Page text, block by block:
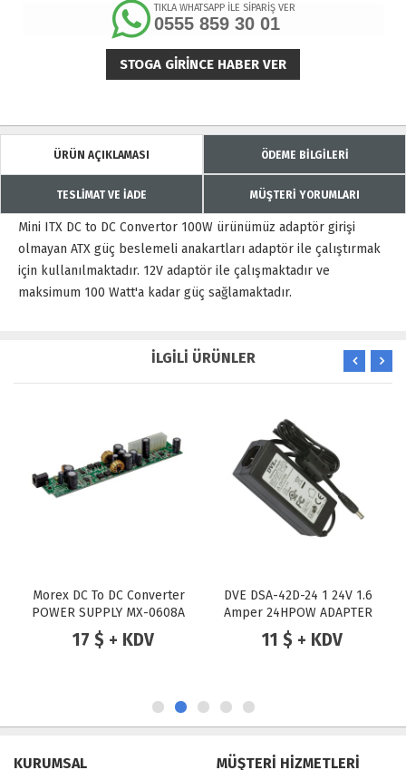
TIKLA WHATSAPP İLE SİPARİŞ VER
0555 859 30 01
STOGA GIRINCE HABER VER
ÜRÜN AÇIKLAMASI ÖDEME BİLGİLERİ
TESLİMAT VE İADE MÜŞTERİ YORUMLARI
Mini ITX DC to DC Convertor 100W ürünümüz adaptör girişi
olmayan ATX güç beslemeli anakartları adaptör ile çalıştırmak
için kullanılmaktadır. 12V adaptör ile çalışmaktadır ve
maksimum 100 Watt'a kadar güç sağlamaktadır.
İLGİLİ ÜRÜNLER
Morex DC To DC Converter
POWER SUPPLY MX-0608A
80W 12V DC MINI-ITX ATX
(DC Jack)
17 $ + KDV
DVE DSA-42D-24 1 24V 1.6
Amper 24HPOW ADAPTER
11 $ + KDV
KURUMSAL MÜŞTERİ HİZMETLERİ